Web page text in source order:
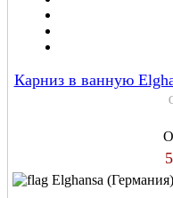
Карниз в ванную
Elghansa (Германия)